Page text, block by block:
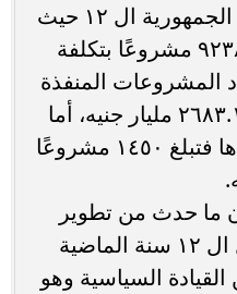
عبدالفتاح السيسى رئيس الجمهورية ال ١٢ حيث
بلغ إجمالى المشروعات ٩٢٣٨ مشروعًا بتكلفة
المشروعات المنفذة
٧٧٨٨ مشروعًا بتكلفة ٢٦٨٣.١٦١ مليار جنيه، أما
المشروعات الجارى تنفيذها فتبلغ ١٤٥٠ مشروعًا
ما حدث من تطوير
في محافظة القاهرة خلال ال ١٢ سنة الماضية
السياسية وهو